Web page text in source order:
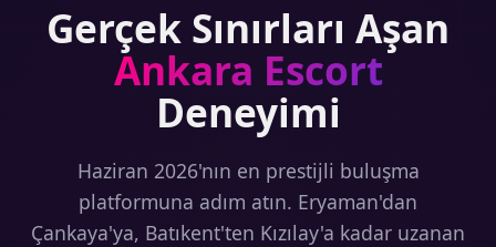
Gerçek Sınırları Aşan
Ankara Escort
Deneyimi
Haziran 2026'nın en prestijli buluşma
platformuna adım atın. Eryaman'dan
Çankaya'ya, Batıkent'ten Kızılay'a kadar uzanan